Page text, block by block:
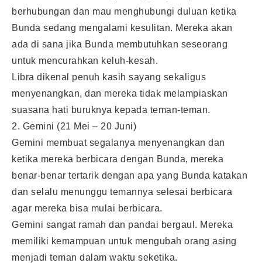
berhubungan dan mau menghubungi duluan ketika
Bunda sedang mengalami kesulitan. Mereka akan
ada di sana jika Bunda membutuhkan seseorang
untuk mencurahkan keluh-kesah.
Libra dikenal penuh kasih sayang sekaligus
menyenangkan, dan mereka tidak melampiaskan
suasana hati buruknya kepada teman-teman.
2. Gemini (21 Mei – 20 Juni)
Gemini membuat segalanya menyenangkan dan
ketika mereka berbicara dengan Bunda, mereka
benar-benar tertarik dengan apa yang Bunda katakan
dan selalu menunggu temannya selesai berbicara
agar mereka bisa mulai berbicara.
Gemini sangat ramah dan pandai bergaul. Mereka
memiliki kemampuan untuk mengubah orang asing
menjadi teman dalam waktu seketika.